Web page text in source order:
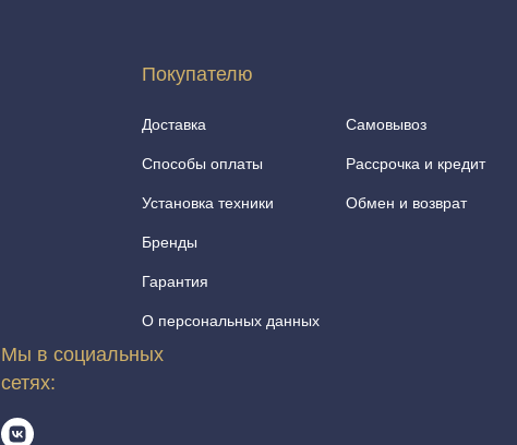
Покупателю
Доставка
Способы оплаты
Установка техники
Бренды
Гарантия
О персональных данных
Самовывоз
Рассрочка и кредит
Обмен и возврат
Мы в социальных
сетях: